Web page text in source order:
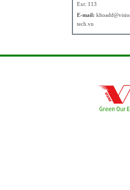
Ext: 113
E-mail:
tech.vn